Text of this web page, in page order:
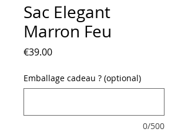
Sac Elegant
Marron Feu
€39.00Price
Emballage cadeau ? (optional)
0/500